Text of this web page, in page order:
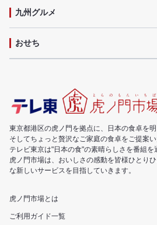
九州グルメ
おせち
東京都港区の虎ノ門を拠点に、日本の食卓を明
そしてちょっと贅沢なご家庭の食卓をご提案い
テレビ東京は"日本の食"の素晴らしさを番組を
虎ノ門市場は、おいしさの感動を皆様ひとり
な新しいサービスを目指していきます。
虎ノ門市場とは
ご利用ガイド一覧